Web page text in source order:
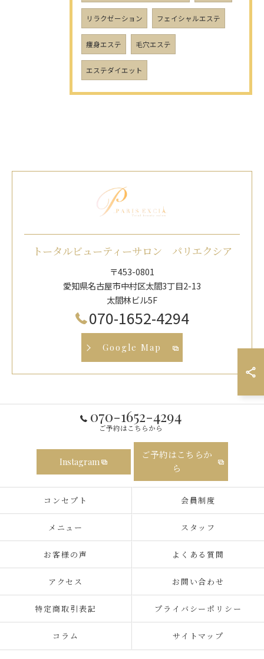
リラクゼーション フェイシャルエステ
痩身エステ 毛穴エステ
エステダイエット
トータルビューティーサロン パリエクシア
〒453-0801
愛知県名古屋市中村区太閤3丁目2-13
太閤林ビル5F
070-1652-4294
Google Map
070-1652-4294
ご予約はこちらから
Instagram
ご予約はこちらか
ら
コンセプト 会員制度
メニュー スタッフ
お客様の声 よくある質問
アクセス お問い合わせ
特定商取引表記 プライバシーポリシー
コラム サイトマップ